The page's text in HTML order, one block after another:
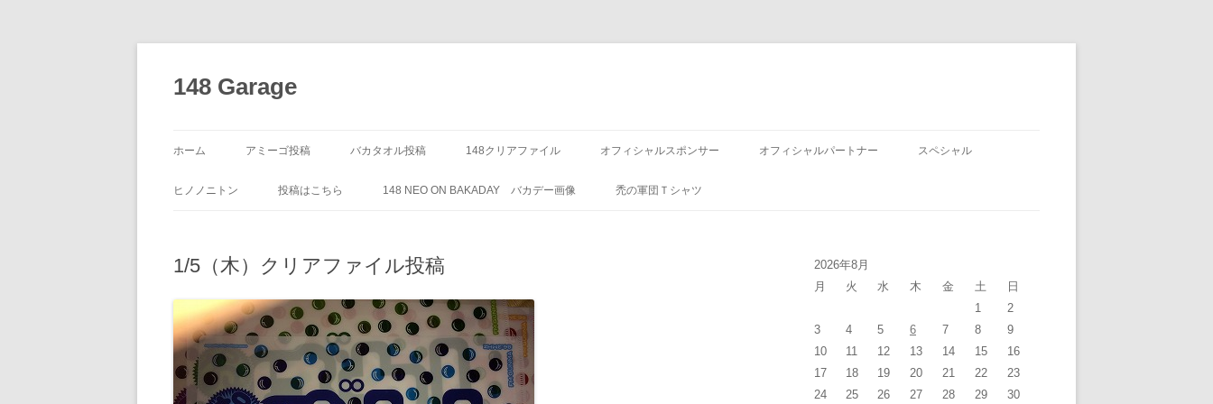
ン
ツ
ッ
148 Garage
ホーム アミーゴ投稿 バカタオル投稿 148クリアファイル オフィシャルスポンサー オフィシャルパートナー スペシャル
ヒノノニトン 投稿はこちら 148 NEO ON BAKADAY バカデー画像 禿の軍団Ｔシャツ
1/5（木）クリアファイル投稿
2026年8月
月
火 水 木 金 土
日
1
2
3
4 5 6 7 8
9
10
11 12 13 14 15
16
17
18 19 20 21 22
23
24
25 26 27 28 29 30